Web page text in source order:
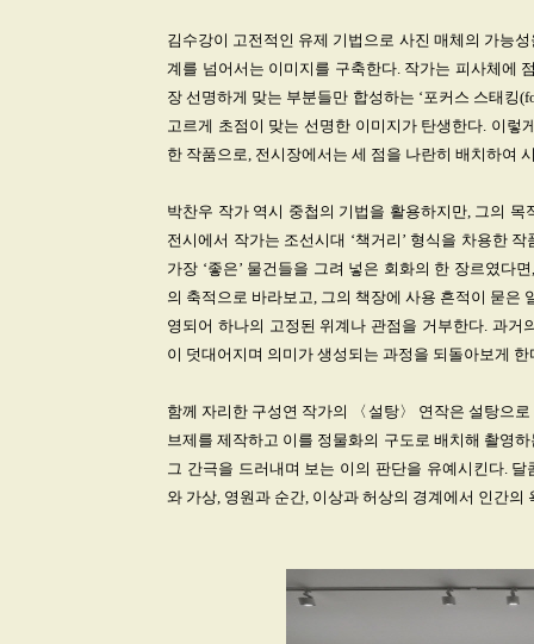
김수강이 고전적인 유제 기법으로 사진 매체의 가능
계를 넘어서는 이미지를 구축한다. 작가는 피사체에
장 선명하게 맞는 부분들만 합성하는 ‘포커스 스태킹
고르게 초점이 맞는 선명한 이미지가 탄생한다. 이렇
한 작품으로, 전시장에서는 세 점을 나란히 배치하여
박찬우 작가 역시 중첩의 기법을 활용하지만, 그의
전시에서 작가는 조선시대 ‘책거리’ 형식을 차용한
가장 ‘좋은’ 물건들을 그려 넣은 회화의 한 장르였다
의 축적으로 바라보고, 그의 책장에 사용 흔적이 묻은
영되어 하나의 고정된 위계나 관점을 거부한다. 과
이 덧대어지며 의미가 생성되는 과정을 되돌아보게 한
함께 자리한 구성연 작가의 〈설탕〉 연작은 설탕으
브제를 제작하고 이를 정물화의 구도로 배치해 촬영
그 간극을 드러내며 보는 이의 판단을 유예시킨다.
와 가상, 영원과 순간, 이상과 허상의 경계에서 인간의